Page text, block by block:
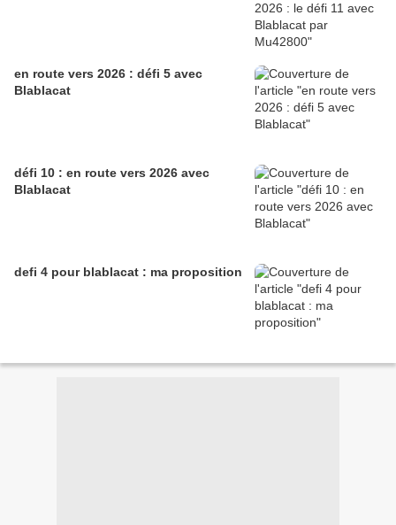
en route vers 2026 : défi 5 avec
Blablacat
défi 10 : en route vers 2026 avec
Blablacat
defi 4 pour blablacat : ma proposition